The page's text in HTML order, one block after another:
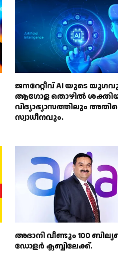
ജനറേറ്റീവ് AI യുടെ
ആഗോള തൊഴിൽ
വിദ്യാഭ്യാസത്തിലും
സ്വാധീനവും.
അദാനി വീണ്ടും 100
ഡോളർ ക്ലബ്ബിലേക്ക്.